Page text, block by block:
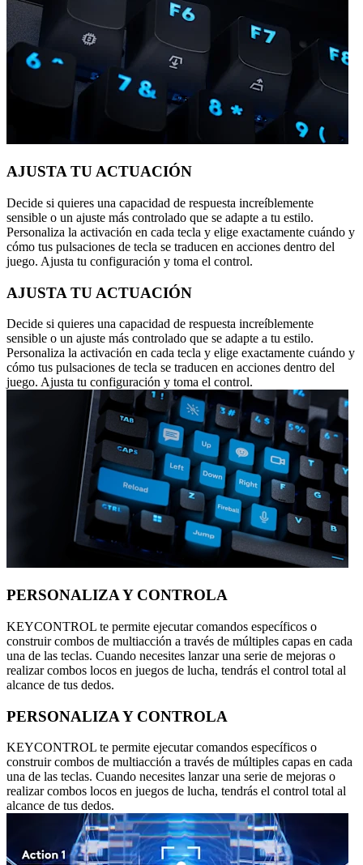
AJUSTA TU ACTUACIÓN
Decide si quieres una capacidad de respuesta increíblemente
sensible o un ajuste más controlado que se adapte a tu estilo.
Personaliza la activación en cada tecla y elige exactamente cuándo y
cómo tus pulsaciones de tecla se traducen en acciones dentro del
juego. Ajusta tu configuración y toma el control.
AJUSTA TU ACTUACIÓN
Decide si quieres una capacidad de respuesta increíblemente
sensible o un ajuste más controlado que se adapte a tu estilo.
Personaliza la activación en cada tecla y elige exactamente cuándo y
cómo tus pulsaciones de tecla se traducen en acciones dentro del
juego. Ajusta tu configuración y toma el control.
PERSONALIZA Y CONTROLA
KEYCONTROL te permite ejecutar comandos específicos o
construir combos de multiacción a través de múltiples capas en cada
una de las teclas. Cuando necesites lanzar una serie de mejoras o
realizar combos locos en juegos de lucha, tendrás el control total al
alcance de tus dedos.
PERSONALIZA Y CONTROLA
KEYCONTROL te permite ejecutar comandos específicos o
construir combos de multiacción a través de múltiples capas en cada
una de las teclas. Cuando necesites lanzar una serie de mejoras o
realizar combos locos en juegos de lucha, tendrás el control total al
alcance de tus dedos.